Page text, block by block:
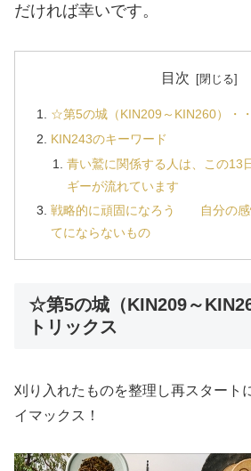
だければ幸いです。
目次
☆第5の城（KIN209～KIN260）・
KIN243のキーワード
青い鷲に関係する人は、この13
ギーが流れています
戦略的に頑固になろう 自分の感
てにならないもの
☆第5の城（KIN209～
トリックス
刈り入れたものを整理し再スタート
イマックス！